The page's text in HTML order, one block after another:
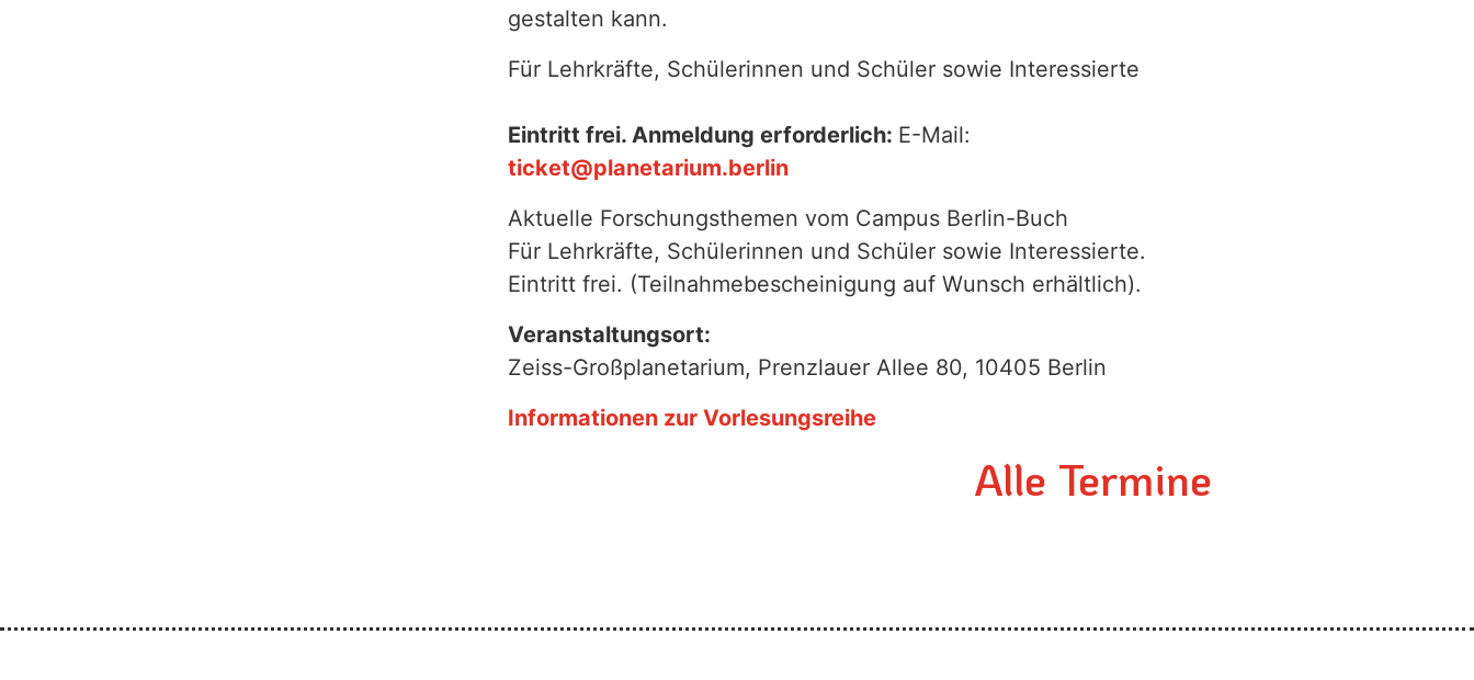
gestalten kann.
Für Lehrkräfte, Schülerinnen und Schüler sowie Interessierte
Eintritt frei. Anmeldung erforderlich: E-Mail:
ticket@planetarium.berlin
Aktuelle Forschungsthemen vom Campus Berlin-Buch
Für Lehrkräfte, Schülerinnen und Schüler sowie Interessierte.
Eintritt frei. (Teilnahmebescheinigung auf Wunsch erhältlich).
Veranstaltungsort:
Zeiss-Großplanetarium, Prenzlauer Allee 80, 10405 Berlin
Informationen zur Vorlesungsreihe
Alle Termine